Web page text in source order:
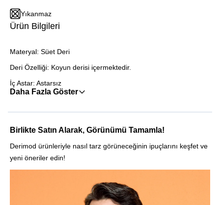
Yıkanmaz
Ürün Bilgileri
Materyal: Süet Deri
Deri Özelliği: Koyun derisi içermektedir.
İç Astar: Astarsız
Daha Fazla Göster
Birlikte Satın Alarak, Görünümü Tamamla!
Derimod ürünleriyle nasıl tarz görüneceğinin ipuçlarını keşfet ve
yeni öneriler edin!